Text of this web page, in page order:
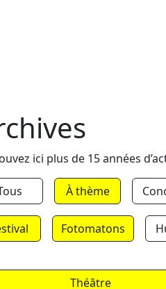
ici plus de 15 années
À thème
Fotomatons
Théâtre